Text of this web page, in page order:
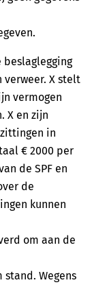
verweer. X stelt
vermogen
X en zijn
in
€ 2000 per
de SPF en
de
kunnen
om aan de
Wegens